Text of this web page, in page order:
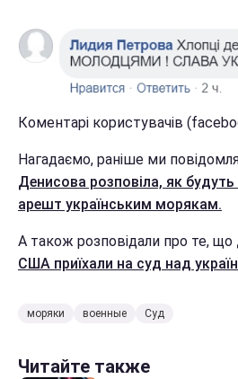
Коментарі користувачів
Нагадаємо, раніше ми
Денисова розповіла, як
арешт українським морякам.
А також розповідали про те, що
США приїхали на суд над
моряки военные Суд
Читайте также